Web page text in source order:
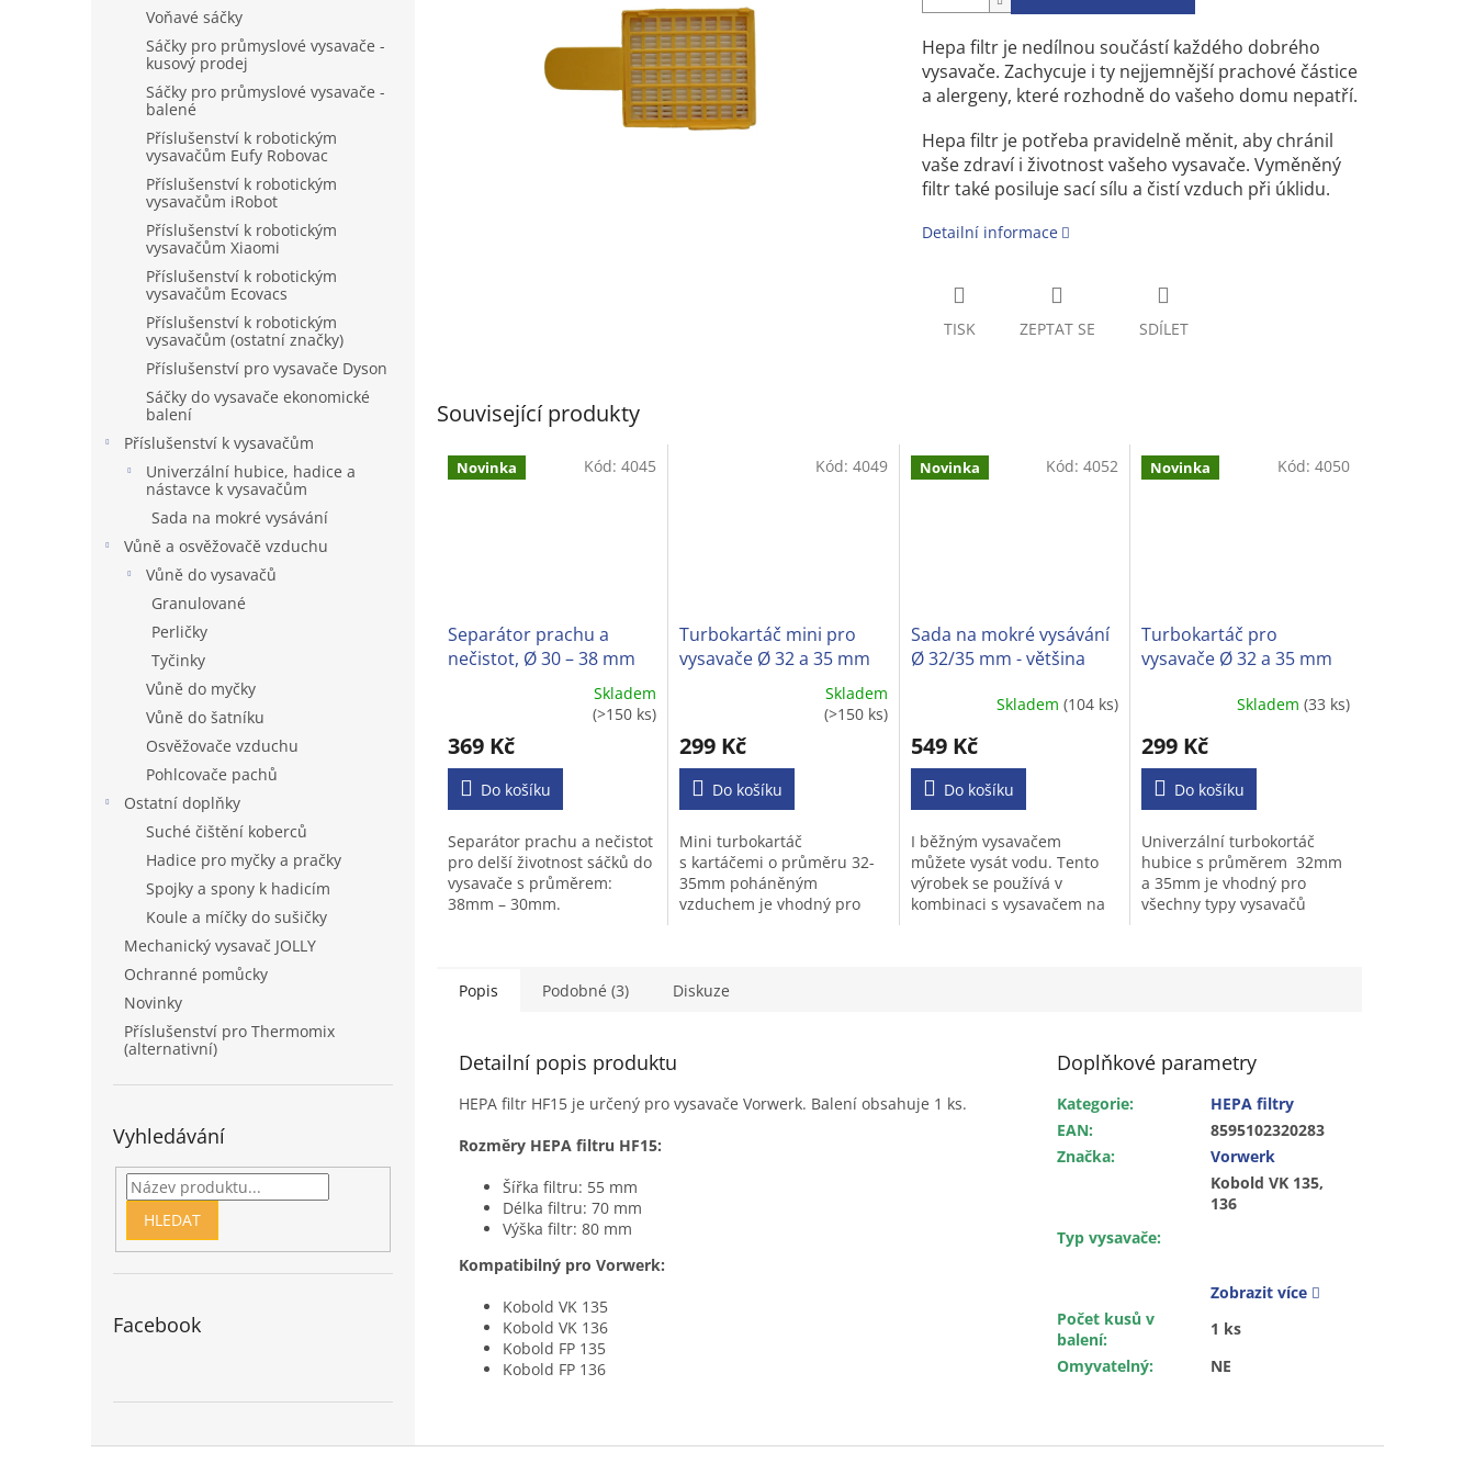
Voňavé sáčky
Sáčky pro průmyslové vysavače -
kusový prodej
Sáčky pro průmyslové vysavače -
balené
Příslušenství k robotickým
vysavačům Eufy Robovac
Příslušenství k robotickým
vysavačům iRobot
Příslušenství k robotickým
vysavačům Xiaomi
Příslušenství k robotickým
vysavačům Ecovacs
Příslušenství k robotickým
vysavačům (ostatní značky)
Příslušenství pro vysavače Dyson
Sáčky do vysavače ekonomické
balení
Příslušenství k vysavačům
Univerzální hubice, hadice a
nástavce k vysavačům
Sada na mokré vysávání
Vůně a osvěžovačě vzduchu
Vůně do vysavačů
Granulované
Perličky
Tyčinky
Vůně do myčky
Vůně do šatníku
Osvěžovače vzduchu
Pohlcovače pachů
Ostatní doplňky
Suché čištění koberců
Hadice pro myčky a pračky
Spojky a spony k hadicím
Koule a míčky do sušičky
Mechanický vysavač JOLLY
Ochranné pomůcky
Novinky
Příslušenství pro Thermomix
(alternativní)
Vyhledávání
HLEDAT
Facebook
Hepa filtr je nedílnou součástí každého dobrého
vysavače. Zachycuje i ty nejjemnější prachové částice
a alergeny, které rozhodně do vašeho domu nepatří.
Hepa filtr je potřeba pravidelně měnit, aby chránil
vaše zdraví i životnost vašeho vysavače. Vyměněný
filtr také posiluje sací sílu a čistí vzduch při úklidu.
Detailní informace
TISK ZEPTAT SE SDÍLET
Související produkty
Novinka
Separátor prachu a
nečistot, Ø 30 – 38 mm
produktu
je
3,6
z
5
hvězdiček.
Skladem
(>150 ks)
369 Kč
Do košíku
Separátor prachu a nečistot
pro delší životnost sáčků do
vysavače s průměrem:
38mm – 30mm.
Kód: 4045
Turbokartáč mini pro
vysavače Ø 32 a 35 mm
produktu
je
4,3
z
5
hvězdiček.
Skladem
(>150 ks)
299 Kč
Do košíku
Mini turbokartáč
s kartáčemi o průměru 32-
35mm poháněným
vzduchem je vhodný pro
Kód: 4049 Novinka
Sada na mokré vysávání
Ø 32/35 mm - většina
produktu
je
3,2
z
5
hvězdiček.
Skladem(104 ks)
549 Kč
Do košíku
I běžným vysavačem
můžete vysát vodu. Tento
výrobek se používá v
kombinaci s vysavačem na
Kód:4052 Novinka
Turbokartáč pro
vysavače Ø 32 a 35 mm
produktu
je
3,1
z
5
hvězdiček.
Skladem(33 ks)
299 Kč
Do košíku
Univerzální turbokortáč
hubice s průměrem 32mm
a 35mm je vhodný pro
všechny typy vysavačů
Kód: 4050
Popis Podobné (3) Diskuze
Detailní popis produktu
HEPA filtr HF15 je určený pro vysavače Vorwerk. Balení obsahuje 1 ks.
Rozměry HEPA filtru HF15:
Šířka filtru: 55 mm
Délka filtru: 70 mm
Výška filtr: 80 mm
Kompatibilný pro Vorwerk:
Kobold VK 135
Kobold VK 136
Kobold FP 135
Kobold FP 136
Doplňkové parametry
Kategorie:
HEPA filtry
EAN:
8595102320283
Značka: Vorwerk
Typ vysavače:
Kobold VK 135,
136
Zobrazit více
Počet kusů v
balení:
1 ks
Omyvatelný: NE